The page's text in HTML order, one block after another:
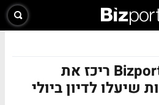
מועצת הנפט: Bizportal ריכז את
שיעלו לדיון ביולי